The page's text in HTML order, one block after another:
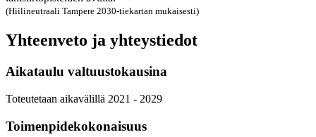
(Hiilineutraali Tampere 2030-tiekartan mukaisesti)
Yhteenveto ja yhteystiedot
Aikataulu valtuustokausina
Toteutetaan aikavälillä 2021 - 2029
Toimenpidekokonaisuus